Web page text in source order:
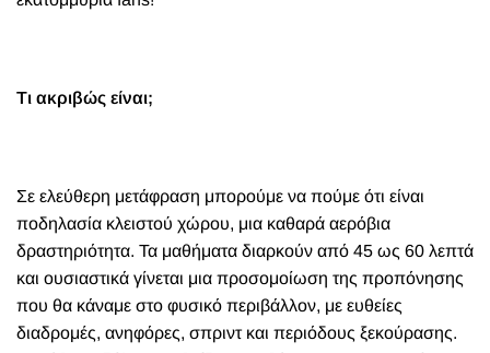
Τι ακριβώς είναι;
Σε ελεύθερη μετάφραση μπορούμε να πούμε ότι είναι
ποδηλασία κλειστού χώρου, μια καθαρά αερόβια
δραστηριότητα. Τα μαθήματα διαρκούν από 45 ως 60 λεπτά
και ουσιαστικά γίνεται μια προσομοίωση της προπόνησης
που θα κάναμε στο φυσικό περιβάλλον, με ευθείες
διαδρομές, ανηφόρες, σπριντ και περιόδους ξεκούρασης.